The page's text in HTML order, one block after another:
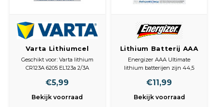
Varta Lithiumcel
CR123A 3Volt
1480mAh 6205 Bls1
Geschikt voor: Varta lithium
CR123A 6205 EL123a 2/3A
Alarmsensor, zaklamp,
fotocamera en flitser.
€5,99
Bekijk voorraad
Lithium Batterij AAA
1.5 V Ultimate 4-
Promotional Blister
Energizer AAA Ultimate
lithium batterijen zijn 44,5
en hebben een spanning van
hebben een hogere capaciteit
€11,99
Bekijk voorraad